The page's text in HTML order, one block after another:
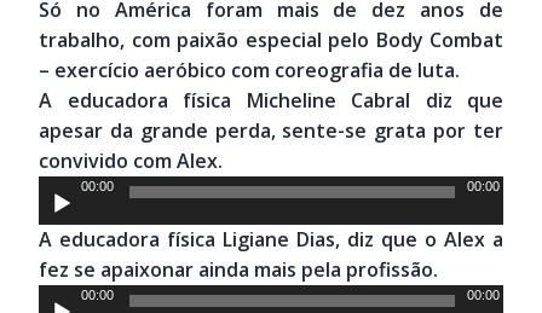
Só no América foram mais de dez anos de
trabalho, com paixão especial pelo Body Combat
– exercício aeróbico com coreografia de luta.
A educadora física Micheline Cabral diz que
apesar da grande perda, sente-se grata por ter
convivido com Alex.
Tocador
de
áudio
00:00 00:00
A educadora física Ligiane Dias, diz que o Alex a
fez se apaixonar ainda mais pela profissão.
Tocador
00:00 00:00